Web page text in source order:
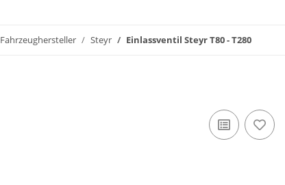
Fahrzeughersteller Steyr Einlassventil Steyr T80 - T280